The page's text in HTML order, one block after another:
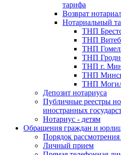
тарифа
Возврат
Нотариальный
ТНП
ТНП
ТНП
ТНП
ТНП г.
ТНП
ТНП
Депозит нотариуса
Публичные реестры
иностранных
Нотариус - детям
Обращения граждан и
Порядок
Личный прием